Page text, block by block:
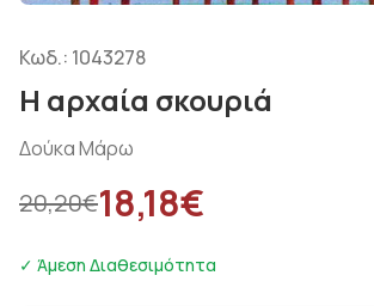
Κωδ.: 1043278
Η αρχαία σκουριά
Δούκα Μάρω
20,20€18,18€
✓ Άμεση Διαθεσιμότητα